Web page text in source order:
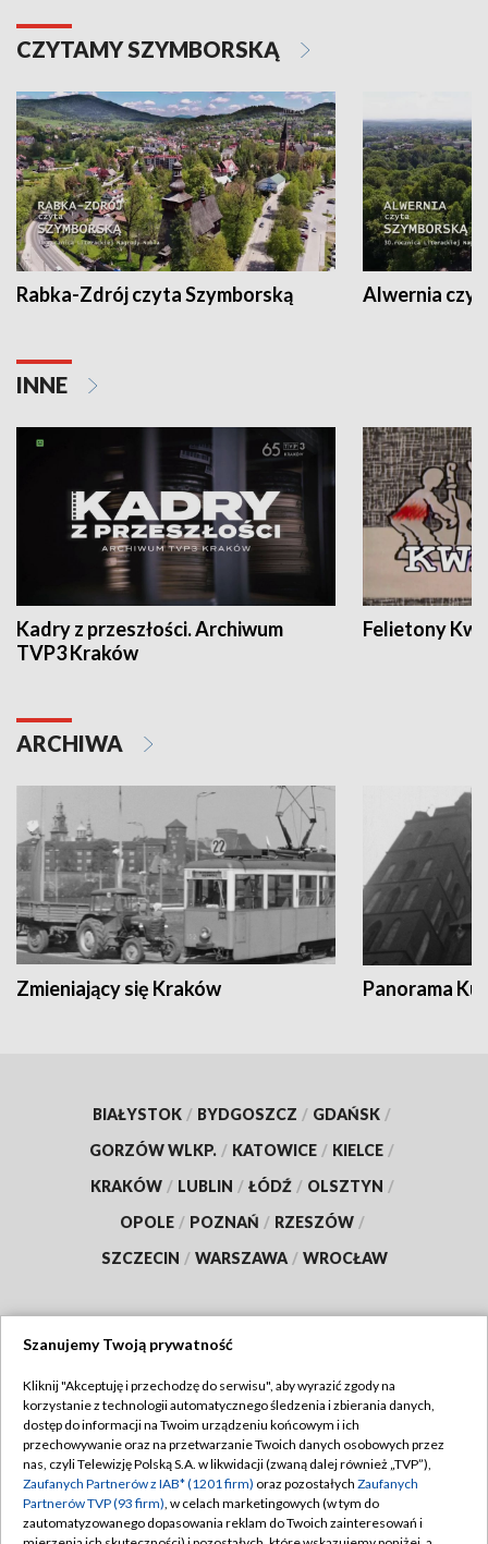
CZYTAMY SZYMBORSKĄ
Rabka-Zdrój czyta Szymborską Alwernia
INNE
Kadry z przeszłości. Archiwum
TVP3 Kraków
Felietony
ARCHIWA
Zmieniający się Kraków Panorama
BIAŁYSTOK / BYDGOSZCZ / GDAŃSK /
GORZÓW WLKP. / KATOWICE / KIELCE /
KRAKÓW / LUBLIN / ŁÓDŹ / OLSZTYN /
OPOLE / POZNAŃ / RZESZÓW /
SZCZECIN / WARSZAWA / WROCŁAW
TVP
Abonament TVP
Emisja w TVP
Centrum informacji TVP
Regulamin TVP
Polityka prywatności
Moje zgody
Szanujemy Twoją prywatność
Kliknij "Akceptuję i przechodzę do serwisu", aby wyrazić zgody na
korzystanie z technologii automatycznego śledzenia i zbierania danych,
dostęp do informacji na Twoim urządzeniu końcowym i ich
przechowywanie oraz na przetwarzanie Twoich danych osobowych przez
nas, czyli Telewizję Polską S.A. w likwidacji (zwaną dalej również „TVP”),
Zaufanych Partnerów z IAB* (1201 firm) oraz pozostałych Zaufanych
Partnerów TVP (93 firm), w celach marketingowych (w tym do
zautomatyzowanego dopasowania reklam do Twoich zainteresowań i